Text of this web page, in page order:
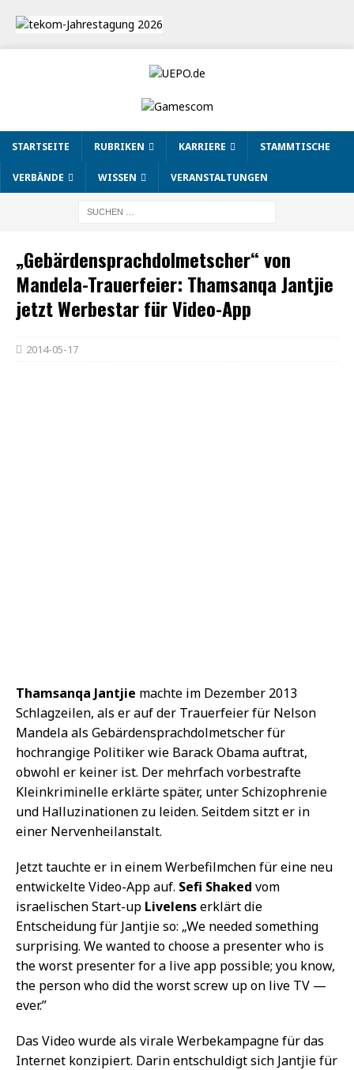
STARTSEITE RUBRIKEN KARRIERE STAMMTISCHE
VERBÄNDE WISSEN VERANSTALTUNGEN
„Gebärdensprachdolmetscher“ von
Mandela-Trauerfeier: Thamsanqa Jantjie
jetzt Werbestar für Video-App
2014-05-17
Thamsanqa Jantjie machte im Dezember 2013
Schlagzeilen, als er auf der Trauerfeier für Nelson
Mandela als Gebärdensprachdolmetscher für
hochrangige Politiker wie Barack Obama auftrat,
obwohl er keiner ist. Der mehrfach vorbestrafte
Kleinkriminelle erklärte später, unter Schizophrenie
und Halluzinationen zu leiden. Seitdem sitzt er in
einer Nervenheilanstalt.
Jetzt tauchte er in einem Werbefilmchen für eine neu
entwickelte Video-App auf. Sefi Shaked vom
israelischen Start-up Livelenserklärt die
Entscheidung für Jantjie so: „We needed something
surprising. We wanted to choose a presenter who is
the worst presenter for a live app possible; you know,
the person who did the worst screw up on live TV —
ever.”
Das Video wurde als virale Werbekampagne für das
Internet konzipiert. Darin entschuldigt sich Jantjie für